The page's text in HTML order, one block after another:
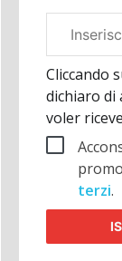
aziendale
Cliccando
dichiaro di
voler
terzi.